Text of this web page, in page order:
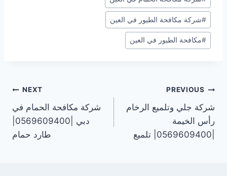
#شركة مكافحة الطيور في العين
#مكافحة الطيور في العين
تصفّح
المقالات
PREVIOUS
شركة جلي وتلميع الرخام
رأس الخيمة
NEXT
شركة مكافحة الحمام في
طارد حمام